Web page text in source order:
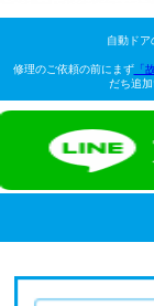
自動ドア
修理のご依頼の前にまず「
だち追